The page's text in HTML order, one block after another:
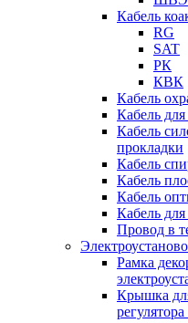
Кабель
RG
SAT
РК
КВК
Кабель
Кабель
Кабель
прокладки
Кабель
Кабель
Кабель
Кабель
Провод в
Рамка
Крышка